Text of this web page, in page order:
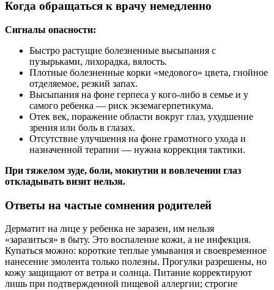
Когда обращаться к врачу немедленно
Сигналы опасности:
Быстро растущие болезненные высыпания с
пузырьками, лихорадка, вялость.
Плотные болезненные корки «медового» цвета, гнойное
отделяемое, резкий запах.
Высыпания на фоне герпеса у кого‑либо в семье и у
самого ребенка — риск экземагерпетикума.
Отек век, поражение области вокруг глаз, ухудшение
зрения или боль в глазах.
Отсутствие улучшения на фоне грамотного ухода и
назначенной терапии — нужна коррекция тактики.
При тяжелом зуде, боли, мокнутии и вовлечении глаз
откладывать визит нельзя.
Ответы на частые сомнения родителей
Дерматит на лице у ребенка не заразен, им нельзя
«заразиться» в быту. Это воспаление кожи, а не инфекция.
Купаться можно: короткие теплые умывания и своевременное
нанесение эмолента только полезны. Прогулки разрешены, но
кожу защищают от ветра и солнца. Питание корректируют
лишь при подтвержденной пищевой аллергии; строгие